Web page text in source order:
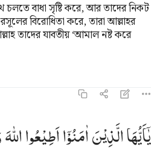
বাধা সৃষ্টি করে, আর তাদের নিকট
বিরোধিতা করে, তারা আল্লাহর
তাদের যাবতীয় ‘আমাল নষ্ট করে
۞ يا ايها الذين امنوا اطيعوا الله
۞ يَـٰٓأَيُّهَا ٱلَّذِينَ ءَامَنُوٓا۟ أَطِيعُوا۟
یٰۤاَیُّهَاالَّذِیْنَاٰمَنُوْۤااَطِیْعُوااللّٰهَ